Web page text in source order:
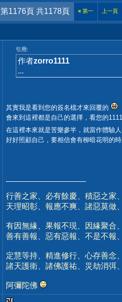
第1176頁 共1178頁 « 第一 上一頁
引用:
作者zorro1111
...
其實我是看到您的簽名檔才來回覆的
會來到這裡都是自己的選擇，看您的
在這裡本來就是苦樂參半，就當作體驗
好好照顧自己，要相信會有柳暗花明的
行善之家、必有餘慶、積惡之家
天理昭彰、報應不爽、諸惡莫做
有因無緣、果報不現、因緣聚合
善有善報、惡有惡報、不是不報
定慧等持、精進修行、心存善念
諸天護衛、諸佛護祐、災劫消弭
阿彌陀佛